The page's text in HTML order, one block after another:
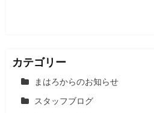
カテゴリー
まはろからのお知らせ
スタッフブログ